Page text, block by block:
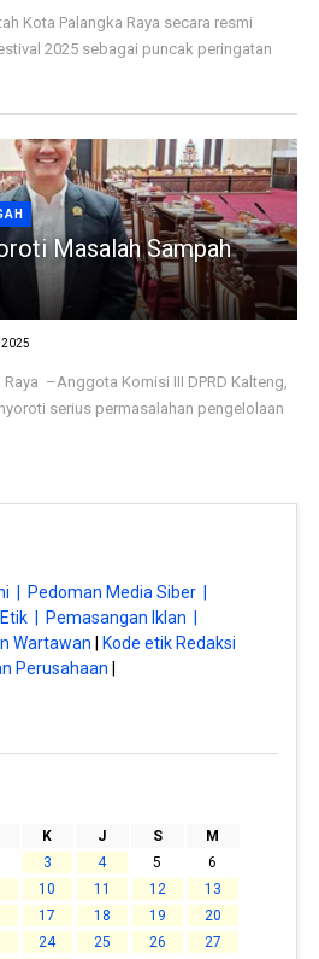
Kota Palangka Raya secara resmi
2025 sebagai puncak peringatan
Masalah Sampah
–Anggota Komisi III DPRD Kalteng,
serius permasalahan pengelolaan
|
Pedoman Media Siber |
|
Pemasangan Iklan |
Wartawan
Kode etik Redaksi
Perusahaan
K J S
M
3 4 5
6
10 11 12
13
17 18 19
20
24 25 26
27